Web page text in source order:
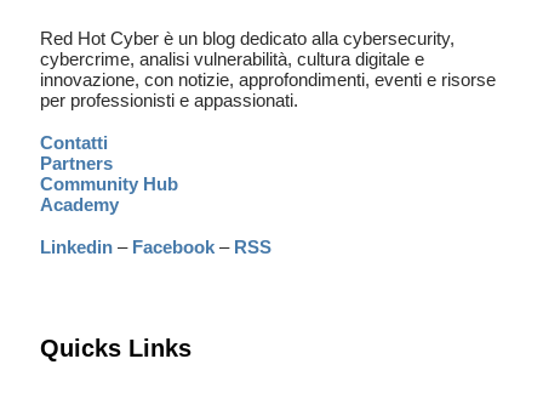
Red Hot Cyber è un blog dedicato alla cybersecurity,
cybercrime, analisi vulnerabilità, cultura digitale e
innovazione, con notizie, approfondimenti, eventi e risorse
per professionisti e appassionati.
Contatti
Partners
Community Hub
Academy
Linkedin – Facebook – RSS
Quicks Links